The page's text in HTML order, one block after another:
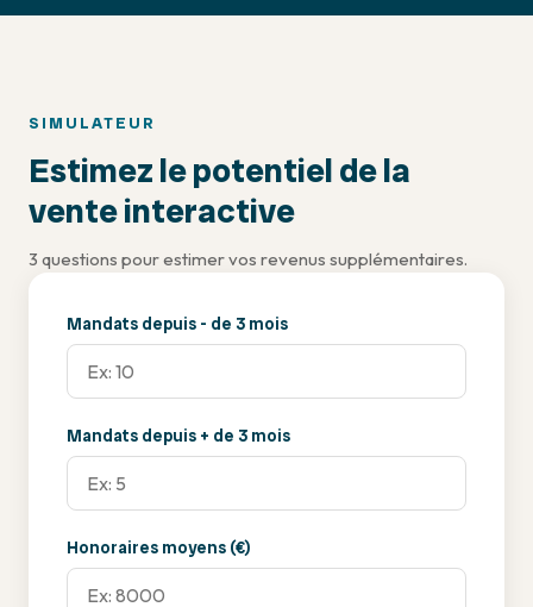
SIMULATEUR
Estimez le potentiel de la
vente interactive
3 questions pour estimer vos revenus supplémentaires.
Mandats depuis - de 3 mois
Mandats depuis + de 3 mois
Honoraires moyens (€)